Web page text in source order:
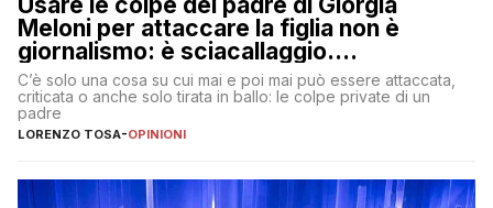
Meloni per attaccare la figlia non è
giornalismo: è sciacallaggio.
Dimostriamo di essere diversi
C’è solo una cosa su cui mai e poi mai può essere attaccata,
criticata o anche solo tirata in ballo: le colpe private di un
padre
LORENZO TOSA-OPINIONI